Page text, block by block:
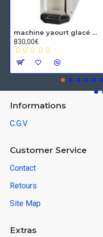
machine yaourt glacé Spaceman
830,00€
Informations
C.G.V
Customer Service
Contact
Retours
Site Map
Extras